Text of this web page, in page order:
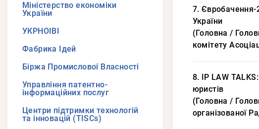
Міністерство економіки
України
УКРНОІВІ
Фабрика Ідей
Біржа Промислової Власності
Управління патентно-
інформаційних послуг
Центри підтримки технологій
та інновацій (TISCs)
7. Євробачення-
України
(Головна /
комітету
8. IP LAW
юристів
(Головна /
організованої